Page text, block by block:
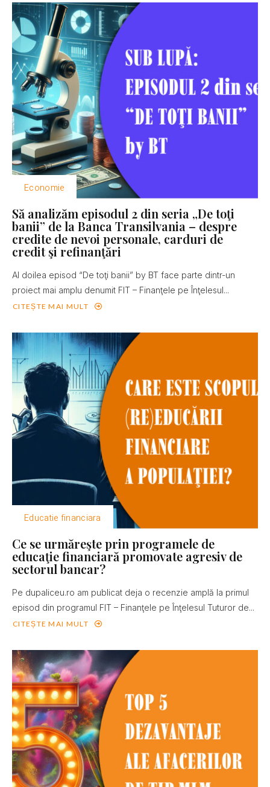
Economie
Să analizăm episodul 2 din seria „De toţi
banii” de la Banca Transilvania – despre
credite de nevoi personale, carduri de
credit şi refinanţări
Al doilea episod “De toţi banii” by BT face parte dintr-un
proiect mai amplu denumit FIT – Finanţele pe Înţelesul...
CITEȘTE MAI MULT
Educatie financiara
Ce se urmăreşte prin programele de
educaţie financiară promovate agresiv de
sectorul bancar?
Pe dupaliceu.ro am publicat deja o recenzie amplă la primul
episod din programul FIT – Finanţele pe Înţelesul Tuturor de...
CITEȘTE MAI MULT